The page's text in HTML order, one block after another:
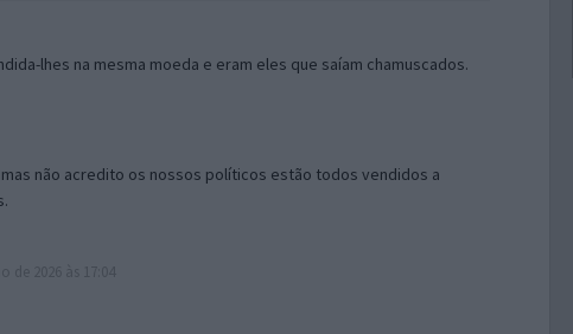
lhes na mesma moeda e eram eles que saíam chamuscados.
não acredito os nossos políticos estão todos vendidos a